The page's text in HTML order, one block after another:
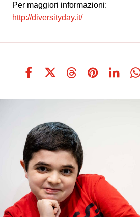
Per maggiori informazioni:
http://diversityday.it/